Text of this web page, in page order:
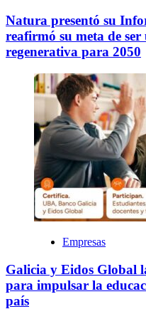
Natura presentó su
reafirmó su meta de
regenerativa para 2050
Empresas
Galicia y Eidos Global
para impulsar la
país